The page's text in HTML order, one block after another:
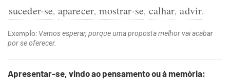
suceder-se, aparecer, mostrar-se, calhar, advir.
Exemplo: Vamos esperar, porque uma proposta melhor vai acabar
por se oferecer.
Apresentar-se, vindo ao pensamento ou à memória: